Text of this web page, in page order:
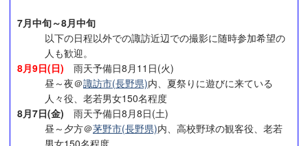
7月中旬～8月中旬
以下の日程以外での諏訪近辺での撮影に随時参加希望の
人も歓迎。
8月9日(日) 雨天予備日8月11日(火)
昼～夜＠諏訪市(長野県)内、夏祭りに遊びに来ている
人々役、老若男女150名程度
8月7日(金) 雨天予備日8月8日(土)
昼～夕方＠茅野市(長野県)内、高校野球の観客役、老若